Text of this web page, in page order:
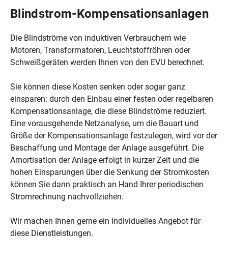
155,00
Vor-Ort-Service je Stunde
113,05
95,00
Miete Anschlusskasten je Woche
VDSSchadenverhütung
Bayerisches Staatsministerium desInneren
BayerischeIngenieurekammer-Bau
Kontakt
SWM Versorgungs GmbH
Groß- und Geschäftskundenvertrieb
Emmy-Noether-Straße 2
80992 München
Tel: 089/2361-4896
Blindstrom-Kompensationsanlagen
Die Blindströme von induktiven Verbrauchern wie
Motoren, Transformatoren, Leuchtstoffröhren oder
Schweißgeräten werden Ihnen von den EVU berechnet.
Sie können diese Kosten senken oder sogar ganz
einsparen: durch den Einbau einer festen oder regelbaren
Kompensationsanlage, die diese Blindströme reduziert.
Eine vorausgehende Netzanalyse, um die Bauart und
Größe der Kompensationsanlage festzulegen, wird vor der
Beschaffung und Montage der Anlage ausgeführt. Die
Amortisation der Anlage erfolgt in kurzer Zeit und die
hohen Einsparungen über die Senkung der Stromkosten
können Sie dann praktisch an Hand Ihrer periodischen
Stromrechnung nachvollziehen.
Wir machen Ihnen gerne ein individuelles Angebot für
diese Dienstleistungen.